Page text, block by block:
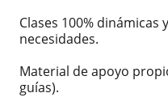
Clases 100%
necesidades.
Material de apoyo
guías).